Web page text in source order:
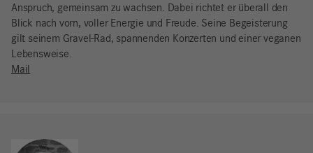
Anspruch, gemeinsam zu wachsen. Dabei richtet er überall den
Blick nach vorn, voller Energie und Freude. Seine Begeisterung
gilt seinem Gravel-Rad, spannenden Konzerten und einer veganen
Lebensweise.
Mail